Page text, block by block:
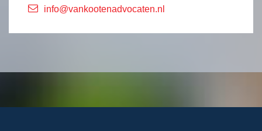
info@vankootenadvocaten.nl